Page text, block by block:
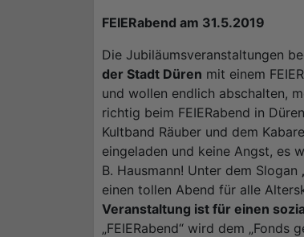
FEIERabend am 31.5.2019
Die Jubiläumsveranstaltungen
der Stadt Düren mit einem
und wollen endlich abschalten,
richtig beim FEIERabend in
Kultband Räuber und dem
eingeladen und keine Angst, es
B. Hausmann! Unter dem Slogan
einen tollen Abend für alle
Veranstaltung ist für einen
„FEIERabend“ wird dem „Fonds